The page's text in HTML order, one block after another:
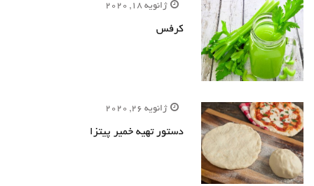
ژانویه 18, 2020
کرفس
ژانویه 26, 2020
دستور تهیه خمیر پیتزا